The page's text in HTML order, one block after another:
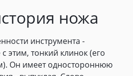
ножа
инструмента -
этим, тонкий клинок (его
Он имеет одностороннюю